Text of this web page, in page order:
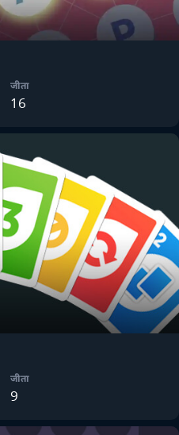
जीता
16
जीता
9